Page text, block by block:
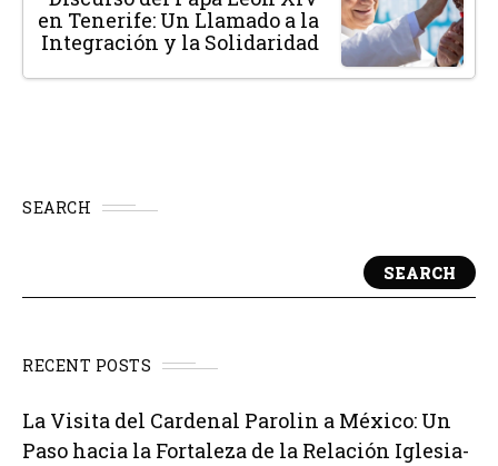
en Tenerife: Un Llamado a la
Integración y la Solidaridad
SEARCH
SEARCH
RECENT POSTS
La Visita del Cardenal Parolin a México: Un
Paso hacia la Fortaleza de la Relación Iglesia-